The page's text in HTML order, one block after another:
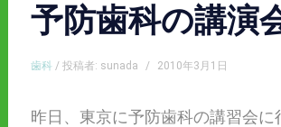
予防歯科の講演
歯科/ 投稿者: sunada / 2010年3月1日
昨日、東京に予防歯科の講習会に